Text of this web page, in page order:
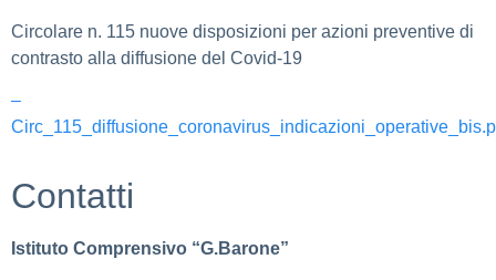
Circolare n. 115 nuove disposizioni per azioni preventive di
contrasto alla diffusione del Covid-19
–
Contatti
Istituto Comprensivo “G.Barone”